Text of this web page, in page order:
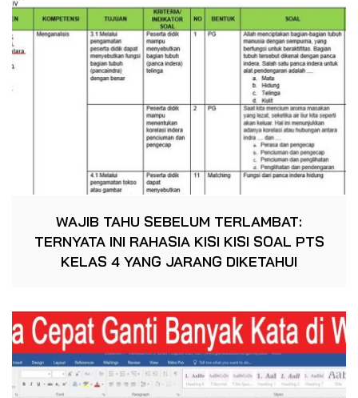
WAJIB TAHU SEBELUM TERLAMBAT:
TERNYATA INI RAHASIA KISI KISI SOAL PTS
KELAS 4 YANG JARANG DIKETAHUI